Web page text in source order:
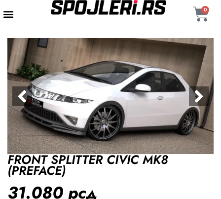
0
FRONT SPLITTER CIVIC MK8
(PREFACE)
31.080 рсд